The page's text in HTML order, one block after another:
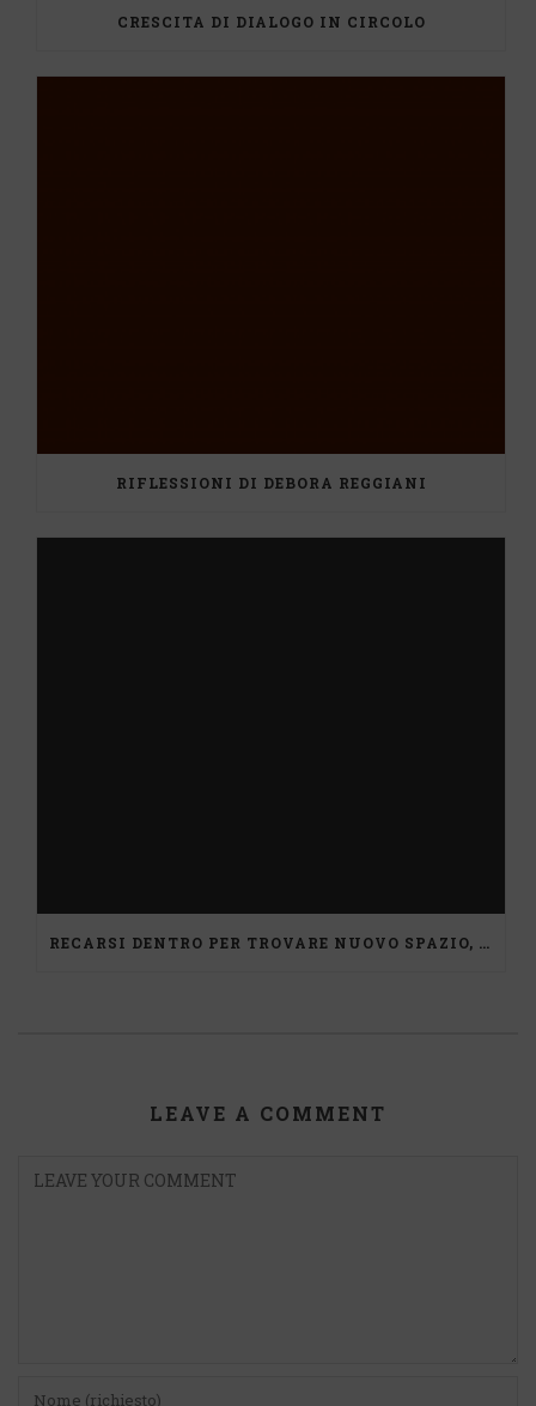
CRESCITA DI DIALOGO IN CIRCOLO
RIFLESSIONI DI DEBORA REGGIANI
RECARSI DENTRO PER TROVARE NUOVO SPAZIO, UN PERCORSO DI MEDIAZIONE
LEAVE A COMMENT